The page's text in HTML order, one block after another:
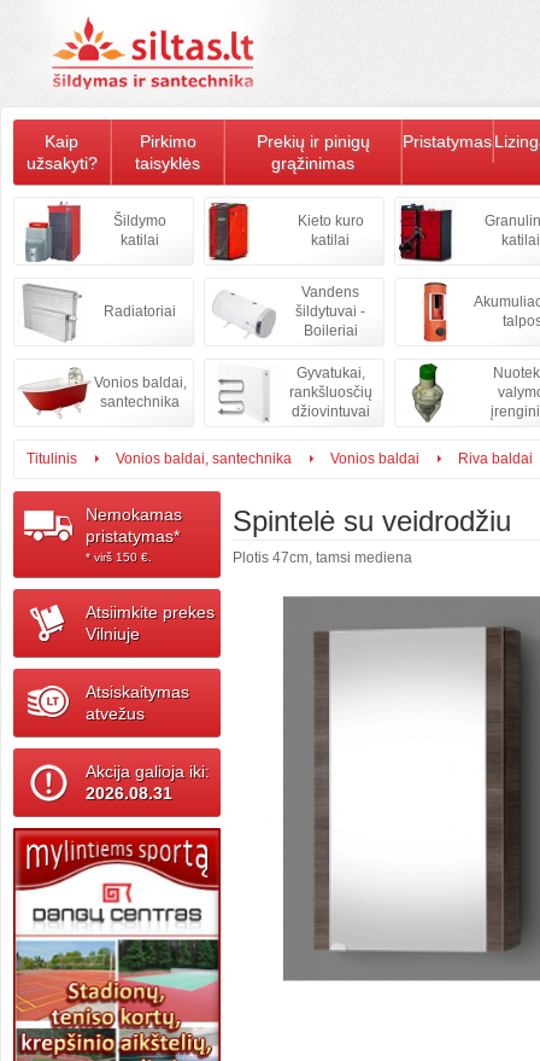
Kaip
užsakyti?
Pirkimo
taisyklės
Prekių ir pinigų
grąžinimas
Pristatymas
Šildymo
katilai
Kieto kuro
katilai
katilai
Radiatoriai
Vandens
šildytuvai -
Boileriai
Vonios baldai,
santechnika
Gyvatukai,
rankšluosčių
džiovintuvai
Titulinis Vonios baldai, santechnika Vonios baldai Riva baldai
Nemokamas
pristatymas*
* virš 150 ‎€.
Atsiimkite prekes
Vilniuje
Atsiskaitymas
atvežus
Akcija galioja iki:
2026.08.31
Spintelė su veidrodžiu
Plotis 47cm, tamsi mediena